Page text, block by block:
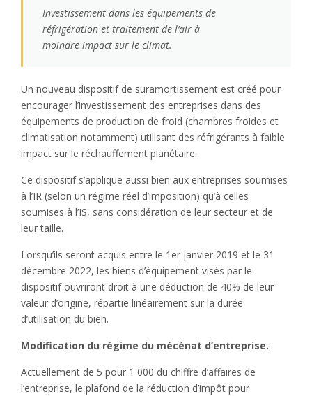
Investissement dans les équipements de
réfrigération et traitement de l’air à
moindre impact sur le climat.
Un nouveau dispositif de suramortissement est créé pour
encourager l’investissement des entreprises dans des
équipements de production de froid (chambres froides et
climatisation notamment) utilisant des réfrigérants à faible
impact sur le réchauffement planétaire.
Ce dispositif s’applique aussi bien aux entreprises soumises
à l’IR (selon un régime réel d’imposition) qu’à celles
soumises à l’IS, sans considération de leur secteur et de
leur taille.
Lorsqu’ils seront acquis entre le 1er janvier 2019 et le 31
décembre 2022, les biens d’équipement visés par le
dispositif ouvriront droit à une déduction de 40% de leur
valeur d’origine, répartie linéairement sur la durée
d’utilisation du bien.
Modification du régime du mécénat d’entreprise.
Actuellement de 5 pour 1 000 du chiffre d’affaires de
l’entreprise, le plafond de la réduction d’impôt pour